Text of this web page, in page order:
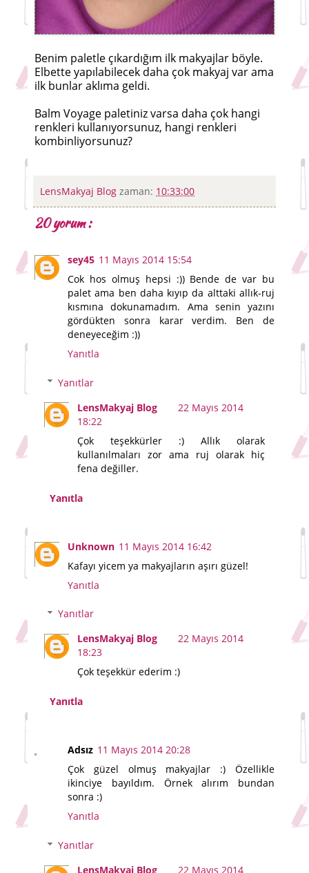
Benim paletle çıkardığım ilk makyajlar böyle.
Elbette yapılabilecek daha çok makyaj var ama
ilk bunlar aklıma geldi.
Balm Voyage paletiniz varsa daha çok hangi
renkleri kullanıyorsunuz, hangi renkleri
kombinliyorsunuz?
LensMakyaj Blog zaman: 10:33:00
20 yorum :
sey45 11 Mayıs 2014 15:54
Cok hos olmuş hepsi :)) Bende de var bu
palet ama ben daha kıyıp da alttaki allık-ruj
kısmına dokunamadım. Ama senin yazını
gördükten sonra karar verdim. Ben de
deneyeceğim :))
Yanıtla
Yanıtlar
LensMakyaj Blog
22 Mayıs 2014
18:22
Çok teşekkürler :) Allık olarak
kullanılmaları zor ama ruj olarak hiç
fena değiller.
Yanıtla
Unknown 11 Mayıs 2014 16:42
Kafayı yicem ya makyajların aşırı güzel!
Yanıtla
Yanıtlar
LensMakyaj Blog
22 Mayıs 2014
18:23
Çok teşekkür ederim :)
Yanıtla
Adsız 11 Mayıs 2014 20:28
Çok güzel olmuş makyajlar :) Özellikle
ikinciye bayıldım. Örnek alırım bundan
sonra :)
Yanıtla
Yanıtlar
LensMakyaj Blog
22 Mayıs 2014